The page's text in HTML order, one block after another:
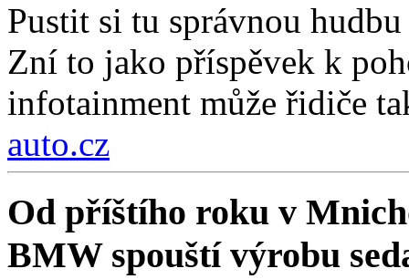
Pustit si tu správnou
Zní to jako příspěvek k
infotainment může řidiče
auto.cz
Od příštího roku v
BMW spouští výrobu